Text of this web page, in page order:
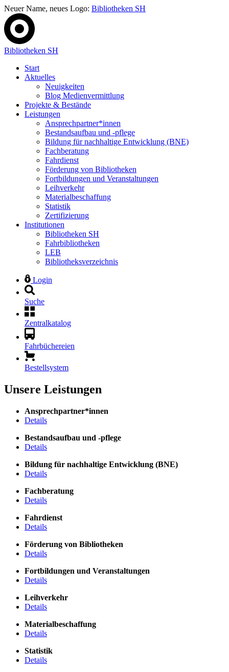
Neuer Name, neues Logo: Bibliotheken SH
Bibliotheken SH
Start
Aktuelles
Neuigkeiten
Blog Medienvermittlung
Projekte & Bestände
Leistungen
Ansprechpartner*innen
Bestandsaufbau und -pflege
Bildung für nachhaltige Entwicklung (BNE)
Fachberatung
Fahrdienst
Förderung von Bibliotheken
Fortbildungen und Veranstaltungen
Leihverkehr
Materialbeschaffung
Statistik
Zertifizierung
Institutionen
Bibliotheken SH
Fahrbibliotheken
LEB
Bibliotheksverzeichnis
Login
Suche
Zentralkatalog
Fahrbüchereien
Bestellsystem
Unsere Leistungen
Ansprechpartner*innen
Details
Bestandsaufbau und -pflege
Details
Bildung für nachhaltige Entwicklung (BNE)
Details
Fachberatung
Details
Fahrdienst
Details
Förderung von Bibliotheken
Details
Fortbildungen und Veranstaltungen
Details
Leihverkehr
Details
Materialbeschaffung
Details
Statistik
Details